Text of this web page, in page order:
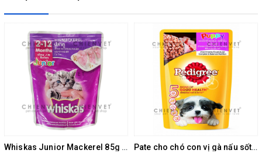
Whiskas Junior Mackerel 85g - Pate cho mèo con vị cá thu
Pate cho chó con vị gà nấu sốt - Pedigree puppy chicken flavour in gravy 130g